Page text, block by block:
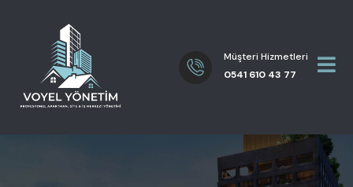
Müşteri Hizmetleri
0541 610 43 77